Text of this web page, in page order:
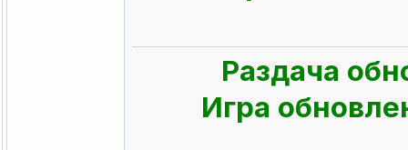
Раздача
Игра